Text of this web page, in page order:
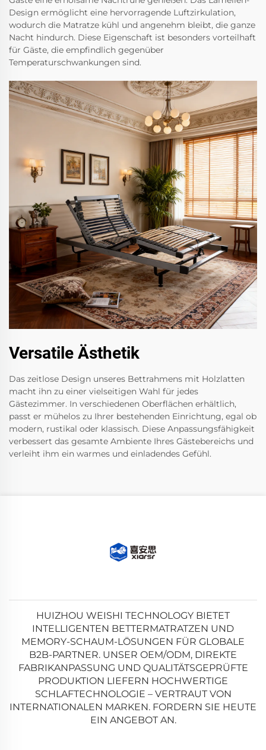
Design ermöglicht eine hervorragende Luftzirkulation,
wodurch die Matratze kühl und angenehm bleibt, die ganze
Nacht hindurch. Diese Eigenschaft ist besonders vorteilhaft
für Gäste, die empfindlich gegenüber
Temperaturschwankungen sind.
Versatile Ästhetik
Das zeitlose Design unseres Bettrahmens mit Holzlatten
macht ihn zu einer vielseitigen Wahl für jedes
Gästezimmer. In verschiedenen Oberflächen erhältlich,
passt er mühelos zu Ihrer bestehenden Einrichtung, egal ob
modern, rustikal oder klassisch. Diese Anpassungsfähigkeit
verbessert das gesamte Ambiente Ihres Gästebereichs und
verleiht ihm ein warmes und einladendes Gefühl.
HUIZHOU WEISHI TECHNOLOGY BIETET
INTELLIGENTEN BETTERMATRATZEN UND
MEMORY-SCHAUM-LÖSUNGEN FÜR GLOBALE
B2B-PARTNER. UNSER OEM/ODM, DIREKTE
FABRIKANPASSUNG UND QUALITÄTSGEPRÜFTE
PRODUKTION LIEFERN HOCHWERTIGE
SCHLAFTECHNOLOGIE – VERTRAUT VON
INTERNATIONALEN MARKEN. FORDERN SIE HEUTE
EIN ANGEBOT AN.